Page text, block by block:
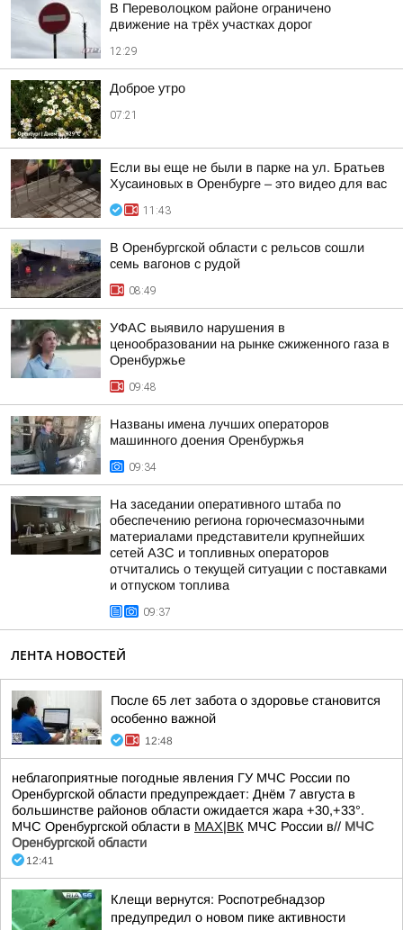
В Переволоцком районе ограничено
движение на трёх участках дорог
12:29
Доброе утро
07:21
Если вы еще не были в парке на ул. Братьев
Хусаиновых в Оренбурге – это видео для вас
11:43
В Оренбургской области с рельсов сошли
семь вагонов с рудой
08:49
УФАС выявило нарушения в
ценообразовании на рынке сжиженного газа в
Оренбуржье
09:48
Названы имена лучших операторов
машинного доения Оренбуржья
09:34
На заседании оперативного штаба по
обеспечению региона горючесмазочными
материалами представители крупнейших
сетей АЗС и топливных операторов
отчитались о текущей ситуации с поставками
и отпуском топлива
09:37
ЛЕНТА НОВОСТЕЙ
После 65 лет забота о здоровье становится
особенно важной
12:48
неблагоприятные погодные явления ГУ МЧС России по
Оренбургской области предупреждает: Днём 7 августа в
большинстве районов области ожидается жара +30,+33°.
МЧС Оренбургской области в MAX|ВК МЧС России в// МЧС
Оренбургской области
12:41
Клещи вернутся: Роспотребнадзор
предупредил о новом пике активности